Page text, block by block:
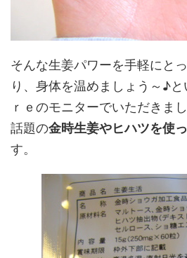
そんな生姜パワーを手軽にと
り、身体を温めましょう～♪と
ｒｅのモニターでいただきまし
話題の金時生姜やヒハツを使
す。